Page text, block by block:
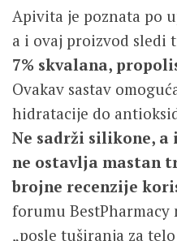
Apivita je poznata po
a i ovaj proizvod sledi
7% skvalana,
Ovakav sastav
hidratacije do
Ne sadrži silikone,
ne ostavlja mastan
brojne recenzije
forumu
„posle tuširanja za